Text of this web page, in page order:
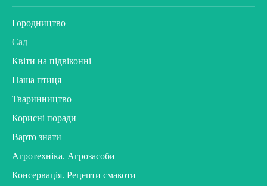
Городництво
Сад
Квіти на підвіконні
Наша птиця
Тваринництво
Корисні поради
Варто знати
Агротехніка. Агрозасоби
Консервація. Рецепти смакоти